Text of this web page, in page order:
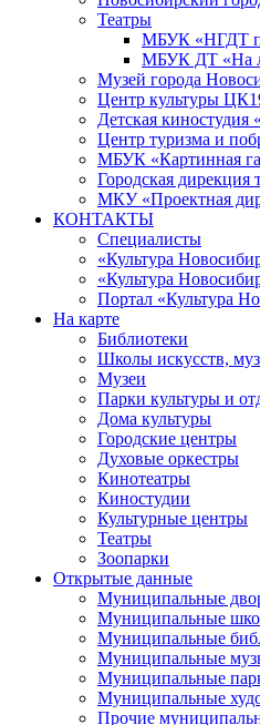
Театры
МБУК «НГДТ
МБУК ДТ «На
Музей города
Центр культуры
Детская киностудия
Центр туризма и
МБУК «Картинная
Городская дирекция
МКУ «Проектная
КОНТАКТЫ
Специалисты
«Культура
«Культура
Портал «Культура
На карте
Библиотеки
Школы искусств,
Музеи
Парки культуры и
Дома культуры
Городские центры
Духовые оркестры
Кинотеатры
Киностудии
Культурные центры
Театры
Зоопарки
Открытые данные
Муниципальные
Муниципальные
Муниципальные
Муниципальные
Муниципальные
Муниципальные
Прочие